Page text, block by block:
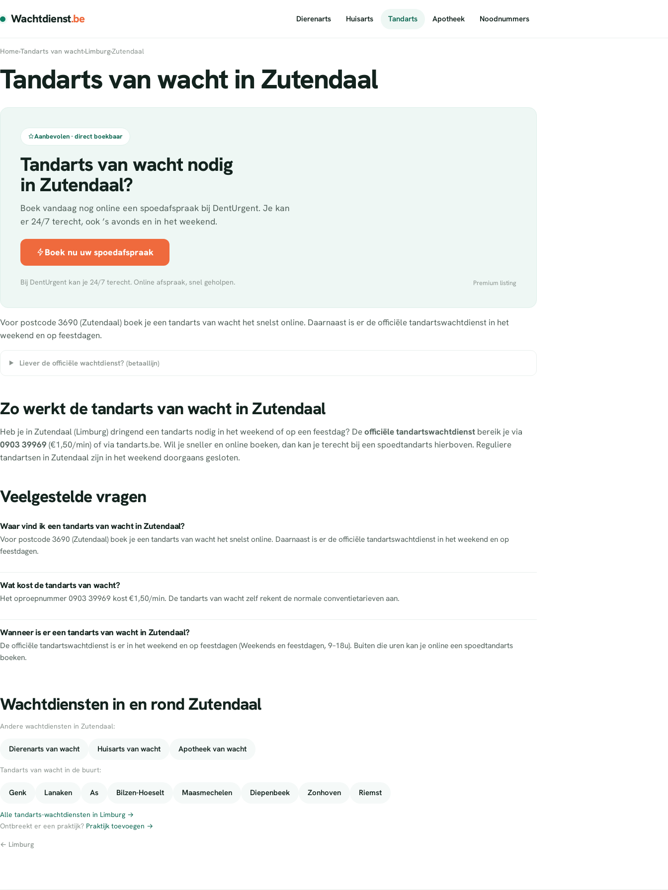
Wachtdienst.be Dierenarts Huisarts Tandarts Apotheek Noodnummers
Home›Tandarts van wacht›Limburg›Zutendaal
Tandarts van wacht in Zutendaal
Aanbevolen · direct boekbaar
Tandarts van wacht nodig
in Zutendaal?
Boek vandaag nog online een spoedafspraak bij DentUrgent. Je kan
er 24/7 terecht, ook ’s avonds en in het weekend.
Boek nu uw spoedafspraak
Bij DentUrgent kan je 24/7 terecht. Online afspraak, snel geholpen. Premium listing
Voor postcode 3690 (Zutendaal) boek je een tandarts van wacht het snelst online. Daarnaast is er de officiële tandartswachtdienst in het
weekend en op feestdagen.
Liever de officiële wachtdienst? (betaallijn)
Zo werkt de tandarts van wacht in Zutendaal
Heb je in Zutendaal (Limburg) dringend een tandarts nodig in het weekend of op een feestdag? Deofficiële tandartswachtdienst bereik je via
0903 39969 (€1,50/min) of via tandarts.be. Wil je sneller en online boeken, dan kan je terecht bij een spoedtandarts hierboven. Reguliere
tandartsen in Zutendaal zijn in het weekend doorgaans gesloten.
Veelgestelde vragen
Waar vind ik een tandarts van wacht in Zutendaal?
Voor postcode 3690 (Zutendaal) boek je een tandarts van wacht het snelst online. Daarnaast is er de officiële tandartswachtdienst in het weekend en op
feestdagen.
Wat kost de tandarts van wacht?
Het oproepnummer 0903 39969 kost €1,50/min. De tandarts van wacht zelf rekent de normale conventietarieven aan.
Wanneer is er een tandarts van wacht in Zutendaal?
De officiële tandartswachtdienst is er in het weekend en op feestdagen (Weekends en feestdagen, 9–18u). Buiten die uren kan je online een spoedtandarts
boeken.
Wachtdiensten in en rond Zutendaal
Andere wachtdiensten in Zutendaal:
Dierenarts van wacht Huisarts van wacht Apotheek van wacht
Tandarts van wacht in de buurt:
Genk Lanaken As Bilzen-Hoeselt Maasmechelen Diepenbeek Zonhoven Riemst
Alle tandarts-wachtdiensten in Limburg →
Ontbreekt er een praktijk? Praktijk toevoegen →
← Limburg